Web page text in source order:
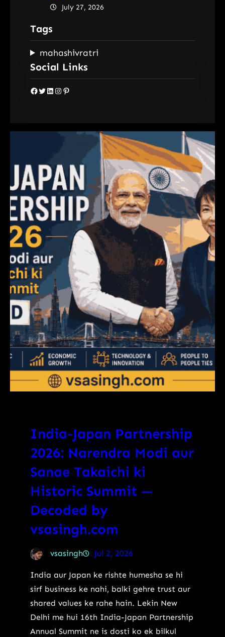
July 27, 2026
Tags
mahashivratri
Social Links
Facebook Twitter LinkedIn Instagram Pinterest
India-Japan Partnership
2026: Narendra Modi aur
Sanae Takaichi ki
Historic Summit —
Decoded by
vsasingh.com
vsasingh Jul 2, 2026
India aur Japan ke rishte humesha se hi
sirf business ke nahi, balki gehre trust aur
shared values ke rahe hain. Lekin New
Delhi me hui 16th India-Japan Partnership
Annual Summit ne is dosti ko ek bilkul